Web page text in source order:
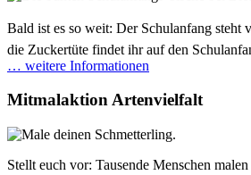
Bald ist es so weit: Der Schulanfang
die Zuckertüte findet ihr auf den
… weitere Informationen
Mitmalaktion Artenvielfalt
Stellt euch vor: Tausende Menschen